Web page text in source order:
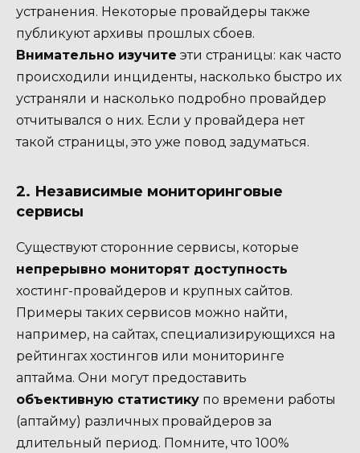
устранения. Некоторые провайдеры также
публикуют архивы прошлых сбоев.
Внимательно изучите эти страницы: как часто
происходили инциденты, насколько быстро их
устраняли и насколько подробно провайдер
отчитывался о них. Если у провайдера нет
такой страницы, это уже повод задуматься.
2. Независимые мониторинговые
сервисы
Существуют сторонние сервисы, которые
непрерывно мониторят доступность
хостинг-провайдеров и крупных сайтов.
Примеры таких сервисов можно найти,
например, на сайтах, специализирующихся на
рейтингах хостингов или мониторинге
аптайма. Они могут предоставить
объективную статистику по времени работы
(аптайму) различных провайдеров за
длительный период. Помните, что 100%